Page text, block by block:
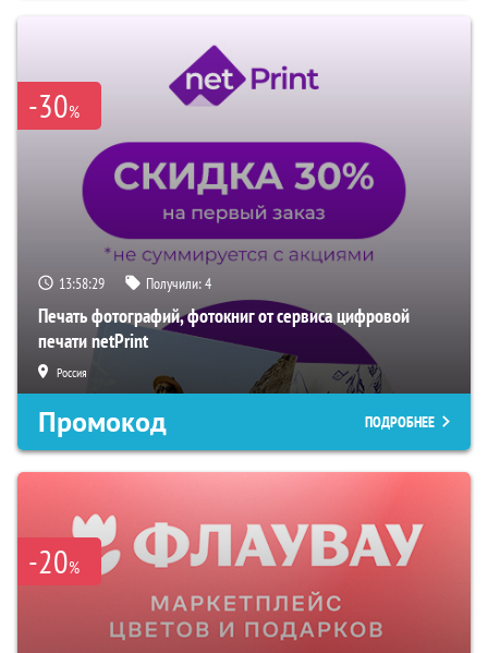
-30%
13:58:28 Получили:4
Печать фотографий, фотокниг от сервиса цифровой
печати netPrint
Россия
Промокод ПОДРОБНЕЕ
-20%